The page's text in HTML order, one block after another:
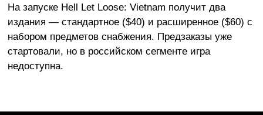
На запуске Hell Let Loose: Vietnam получит два
издания — стандартное ($40) и расширенное ($60) с
набором предметов снабжения. Предзаказы уже
стартовали, но в российском сегменте игра
недоступна.